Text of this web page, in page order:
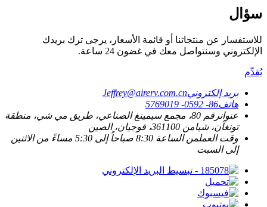
سؤال
للاستفسار عن منتجاتنا أو قائمة الأسعار، يرجى ترك بريدك
الإلكتروني وسنتواصل معك في غضون 24 ساعة.
يُقدِّم
بريد إلكترونيJeffrey@airerv.com.cn
هاتف86- 0592- 5769019
عنوان
رقم 80، مجمع سيمينغ الصناعي، طريق مي شي، منطقة
تونغآن، شيامن 361100، فوجيان، الصين
وقت العمل
من الساعة 8:30 صباحاً إلى 5:30 مساءً من الاثنين
إلى السبت